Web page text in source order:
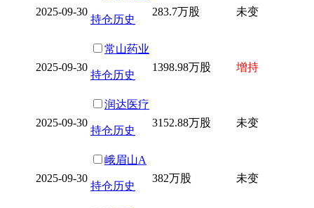
2025-09-30
持仓历史
283.7万股 未变
2025-09-30
常山药业
持仓历史
1398.98万股 增持
2025-09-30
润达医疗
持仓历史
3152.88万股 未变
2025-09-30
峨眉山A
持仓历史
382万股 未变